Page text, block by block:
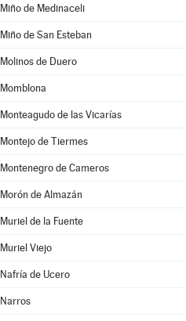
Miño de Medinaceli
Miño de San Esteban
Molinos de Duero
Momblona
Monteagudo de las Vicarías
Montejo de Tiermes
Montenegro de Cameros
Morón de Almazán
Muriel de la Fuente
Muriel Viejo
Nafría de Ucero
Narros